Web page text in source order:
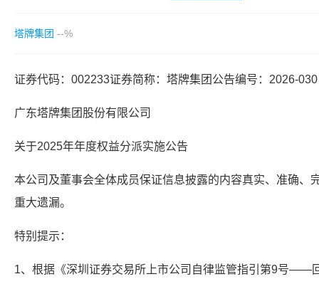
塔牌集团 --%
证券代码：002233证券简称：塔牌集团公告编号：2026-030
广东塔牌集团股份有限公司
关于2025年年度权益分派实施公告
本公司及董事会全体成员保证信息披露的内容真实、准确、
重大遗漏。
特别提示：
1、根据《深圳证券交易所上市公司自律监管指引第9号——